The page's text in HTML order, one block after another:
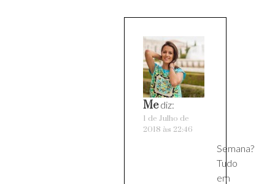
Me diz:
1 de Julho de
2018 às 22:46
Semana?
Tudo
em